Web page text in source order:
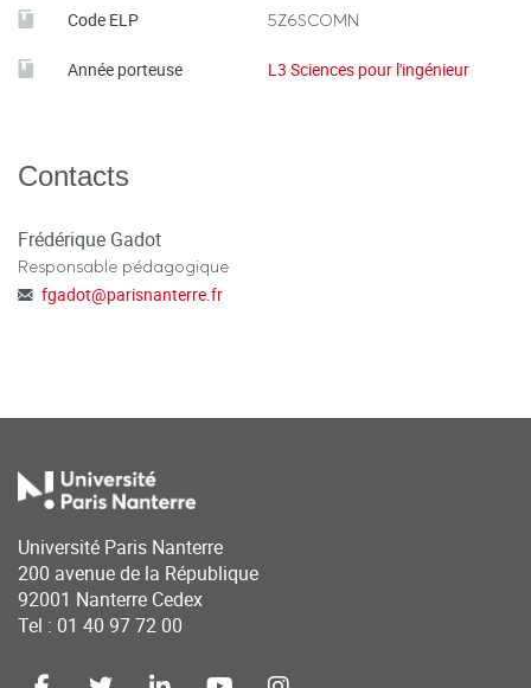
Code ELP 5Z6SCOMN
Année porteuse L3 Sciences pour l'ingénieur
Contacts
Frédérique Gadot
Responsable pédagogique
fgadot@parisnanterre.fr
Université Paris Nanterre
200 avenue de la République
92001 Nanterre Cedex
Tel : 01 40 97 72 00